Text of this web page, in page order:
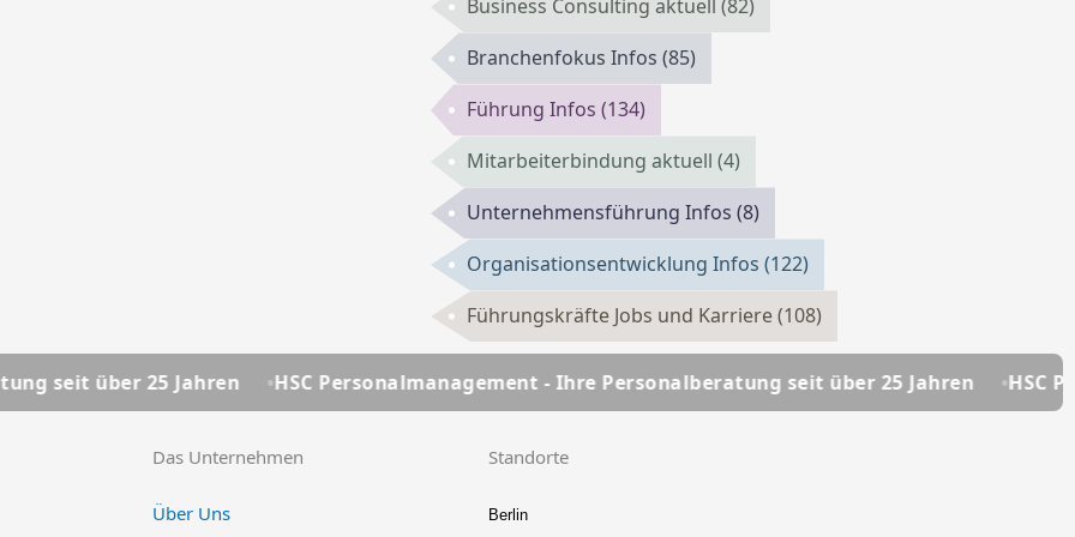
Business Consulting aktuell (82)
Branchenfokus Infos (85)
Führung Infos (134)
Mitarbeiterbindung aktuell (4)
Unternehmensführung Infos (8)
Organisationsentwicklung Infos (122)
Führungskräfte Jobs und Karriere(108)
Jahren HSC Personalmanagement - Ihre Personalberatung seit über 25 Jahren HSC
Das Unternehmen
Über Uns
Standorte
Berlin